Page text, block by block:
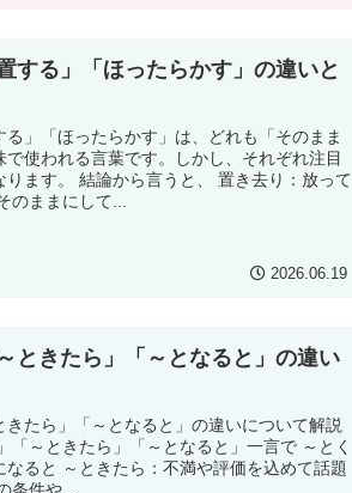
する」「ほったらかす」の違いと
」「ほったらかす」は、どれも「そのまま
使われる言葉です。しかし、それぞれ注目
ります。 結論から言うと、 置き去り：放って
のままにして...
2026.06.19
ときたら」「～となると」の違い
たら」「～となると」の違いについて解説
「～ときたら」「～となると」一言で ～とく
なると ～ときたら：不満や評価を込めて話題